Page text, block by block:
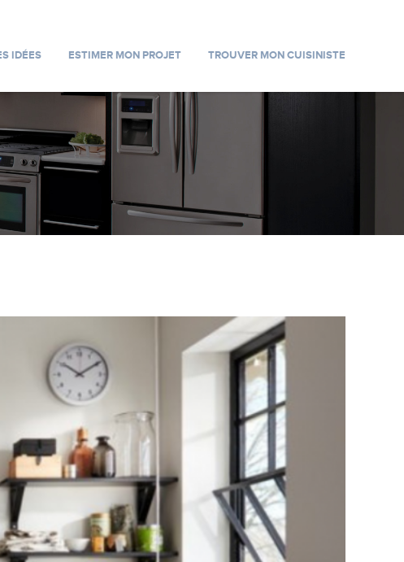
IDÉES ESTIMER MON PROJET TROUVER MON CUISINISTE